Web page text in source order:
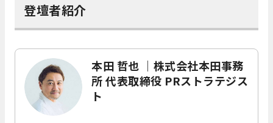
登壇者紹介
本田 哲也 ｜株式会社本田事務
所 代表取締役 PRストラテジス
ト